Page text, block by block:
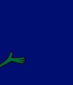
mda-
qa-for-lgmd-